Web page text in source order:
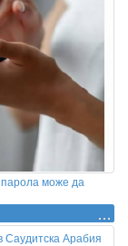
може да
Саудитска Арабия